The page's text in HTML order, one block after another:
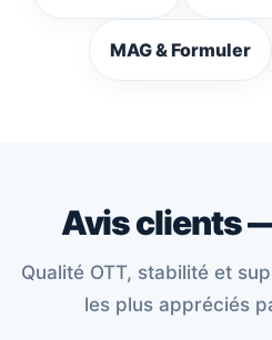
MAG & Formuler
Avis clients
Qualité OTT, stabilité et
les plus appréciés